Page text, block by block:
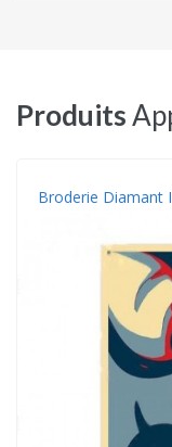
Produits
Broderie Diamant